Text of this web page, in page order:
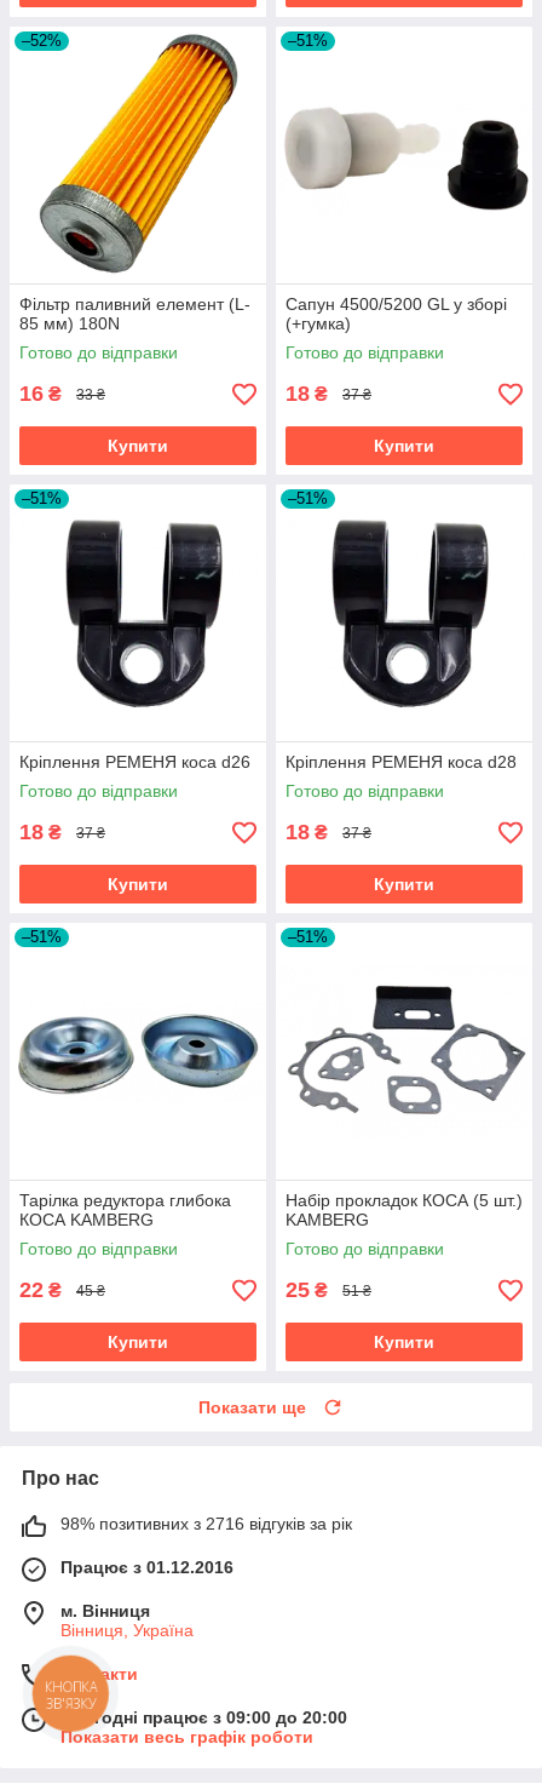
–52%
Фільтр паливний елемент (L-
85 мм) 180N
Готово до відправки
16 ₴ 33 ₴
Купити
–51%
Сапун 4500/5200 GL у зборі
(+гумка)
Готово до відправки
18 ₴ 37 ₴
Купити
–51%
Кріплення РЕМЕНЯ коса d26
Готово до відправки
18 ₴ 37 ₴
Купити
–51%
Кріплення РЕМЕНЯ коса d28
Готово до відправки
18 ₴ 37 ₴
Купити
–51%
Тарілка редуктора глибока
КОСА KAMBERG
Готово до відправки
22 ₴ 45 ₴
Купити
–51%
Набір прокладок КОСА (5 шт.)
KAMBERG
Готово до відправки
25 ₴ 51 ₴
Купити
Показати ще
Про нас
98% позитивних з 2716 відгуків за рік
Працює з 01.12.2016
м. Вінниця
Вінниця, Україна
Контакти
Сьогодні працює з 09:00 до 20:00
Показати весь графік роботи
КНОПКА
ЗВ'ЯЗКУ